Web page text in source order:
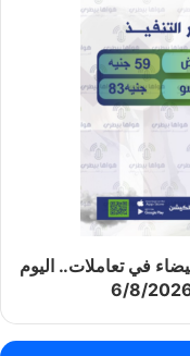
في تعاملات.. اليوم